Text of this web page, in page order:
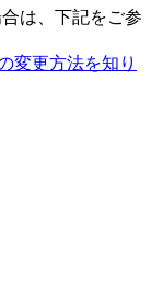
は、下記をご参
変更方法を知り